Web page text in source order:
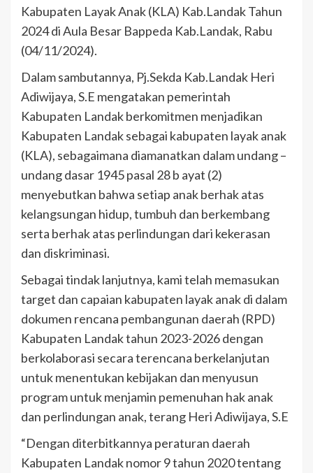
Kabupaten Layak Anak (KLA) Kab.Landak Tahun
2024 di Aula Besar Bappeda Kab.Landak, Rabu
(04/11/2024).
Dalam sambutannya, Pj.Sekda Kab.Landak Heri
Adiwijaya, S.E mengatakan pemerintah
Kabupaten Landak berkomitmen menjadikan
Kabupaten Landak sebagai kabupaten layak anak
(KLA), sebagaimana diamanatkan dalam undang –
undang dasar 1945 pasal 28 b ayat (2)
menyebutkan bahwa setiap anak berhak atas
kelangsungan hidup, tumbuh dan berkembang
serta berhak atas perlindungan dari kekerasan
dan diskriminasi.
Sebagai tindak lanjutnya, kami telah memasukan
target dan capaian kabupaten layak anak di dalam
dokumen rencana pembangunan daerah (RPD)
Kabupaten Landak tahun 2023-2026 dengan
berkolaborasi secara terencana berkelanjutan
untuk menentukan kebijakan dan menyusun
program untuk menjamin pemenuhan hak anak
dan perlindungan anak, terang Heri Adiwijaya, S.E
“Dengan diterbitkannya peraturan daerah
Kabupaten Landak nomor 9 tahun 2020 tentang